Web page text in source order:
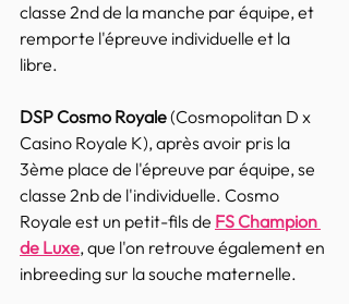
classe 2nd de la manche par équipe, et
remporte l'épreuve individuelle et la
libre.
DSP Cosmo Royale (Cosmopolitan D x
Casino Royale K), après avoir pris la
3ème place de l'épreuve par équipe, se
classe 2nb de l'individuelle. Cosmo
Royale est un petit-fils de FS Champion
de Luxe, que l'on retrouve également en
inbreeding sur la souche maternelle.